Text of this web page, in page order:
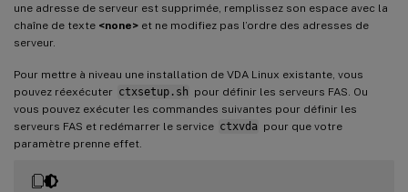
une adresse de serveur est supprimée, remplissez son espace avec la
chaîne de texte <none> et ne modifiez pas l’ordre des adresses de
serveur.
Pour mettre à niveau une installation de VDA Linux existante, vous
pouvez réexécuter ctxsetup.sh pour définir les serveurs FAS. Ou
vous pouvez exécuter les commandes suivantes pour définir les
serveurs FAS et redémarrer le service ctxvda pour que votre
paramètre prenne effet.